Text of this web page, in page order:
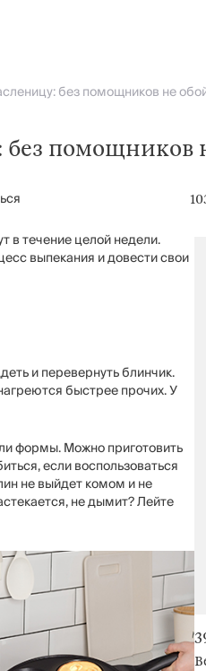
без помощников не
помощников
в течение целой недели.
выпекания и довести свои
и перевернуть блинчик.
быстрее прочих. У
формы. Можно приготовить
если воспользоваться
не выйдет комом и не
не дымит? Лейте